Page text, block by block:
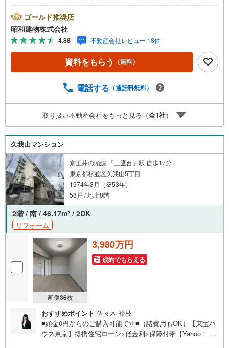
のゆとりある住空間。中央線西荻窪駅徒歩4分の通勤通学に
便利な立地。 ・・・地域密着昭和建物です・・・ 西荻窪
に創業44年、地域密着の不動産会社です。 不動産購入、
買換えには、不安がつきもの。 物件の選定や住宅ローンは
もちろん地域密着だからこその情報をお伝え、ご提案いた
します。 お気軽にご相談、ご来社頂ける会社です。スタ
物は存在しません。唯一無二の不動産をお手伝いいたしま
ます。 ご家族で楽しくご検討頂けるようご案内しておりま
すのでぜひ、お気軽にお問い合わせください。 営業時間:
9:00 - 20:00
ゴールド推奨店
昭和建物株式会社
4.88 不動産会社レビュー 18件
資料をもらう （無料）
電話する （通話料無料）
取り扱い不動産会社をもっと見る（全1社）
久我山マンション
京王井の頭線 「三鷹台」駅 徒歩17分
東京都杉並区久我山5丁目
1974年3月（築53年）
58戸 / 地上8階
2階 / 南 / 46.17m2 / 2DK
リフォーム
画像36枚
3,980万円
成約でもらえる
おすすめポイント 佐々木 裕枝
■頭金0円からのご購入可能です■（諸費用もOK）【東宝ハ
ウス東京】提携住宅ローン×低金利×保障付帯【Yahoo！ 不